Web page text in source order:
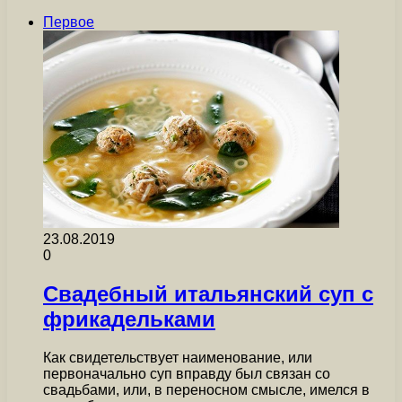
Первое
23.08.2019
0
Свадебный итальянский суп с
фрикадельками
Как свидетельствует наименование, или
первоначально суп вправду был связан со
свадьбами, или, в переносном смысле, имелся в